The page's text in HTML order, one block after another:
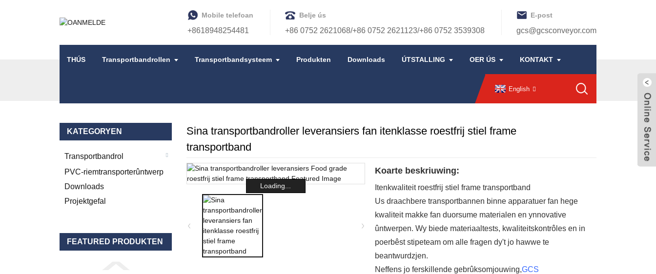
Mobile telefoan
+8618948254481
Belje ús
+86 0752 2621068/+86 0752 2621123/+86 0752 3539308
E-post
gcs@gcsconveyor.com
THÚS Transportbandrollen Transportbandsysteem Produkten Downloads ÚTSTALLING OER ÚS KONTAKT
English
KATEGORYEN
Transportbandrol
PVC-riemtransporterûntwerp
Downloads
Projektgefal
FEATURED PRODUKTEN
Sina transportbandroller leveransiers fan itenklasse roestfrij stiel frame
transportband
Loading...
Koarte beskriuwing:
Itenkwaliteit roestfrij stiel frame transportband
Us draachbere transportbannen binne apparatuer fan hege
kwaliteit makke fan duorsume materialen en ynnovative
ûntwerpen. Wy biede materiaaltests, kwaliteitskontrôles en in
poerbêst stipeteam om alle fragen dy't jo hawwe te
beantwurdzjen.
Neffens jo ferskillende gebrûksomjouwing,GCS